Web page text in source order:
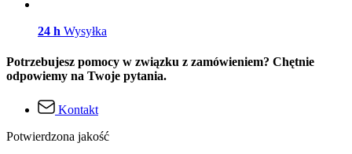
24 h Wysyłka
Potrzebujesz pomocy w związku z zamówieniem? Chętnie
odpowiemy na Twoje pytania.
Kontakt
Potwierdzona jakość